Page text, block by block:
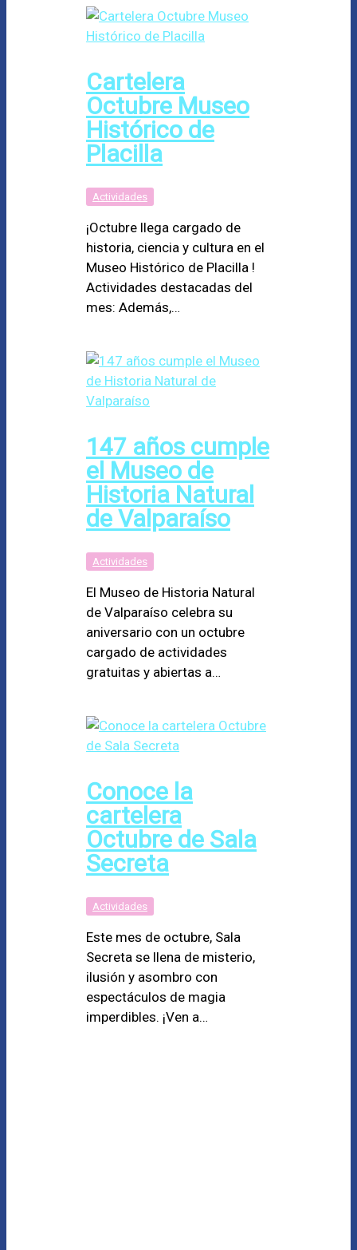
Cartelera
Octubre Museo
Histórico de
Placilla
Actividades
¡Octubre llega cargado de
historia, ciencia y cultura en el
Museo Histórico de Placilla !
Actividades destacadas del
mes: Además,…
147 años cumple
el Museo de
Historia Natural
de Valparaíso
Actividades
El Museo de Historia Natural
de Valparaíso celebra su
aniversario con un octubre
cargado de actividades
gratuitas y abiertas a…
Conoce la
cartelera
Octubre de Sala
Secreta
Actividades
Este mes de octubre, Sala
Secreta se llena de misterio,
ilusión y asombro con
espectáculos de magia
imperdibles. ¡Ven a…